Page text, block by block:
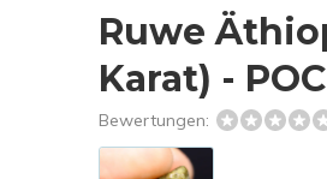
Ruwe
Karat) -
Bewertungen: